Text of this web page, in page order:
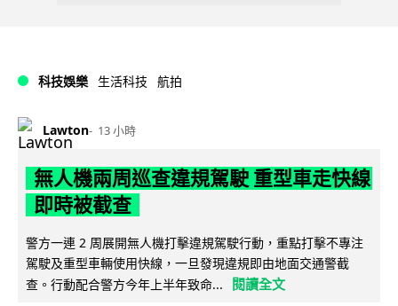
科技娛樂 生活科技 航拍
Lawton 13 小時
無人機兩周巡查違規駕駛 重型車走快線
即時被截查
警方一連 2 周展開無人機打擊違規駕駛行動，重點打擊不專注
駕駛及重型車輛使用快線，一旦發現違規即由地面交通警截
查。行動配合警方今年上半年致命...
閱讀全文